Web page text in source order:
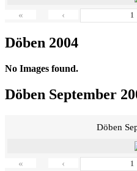
« ‹
Döben 2004
No Images found.
Döben September
Döben
« ‹